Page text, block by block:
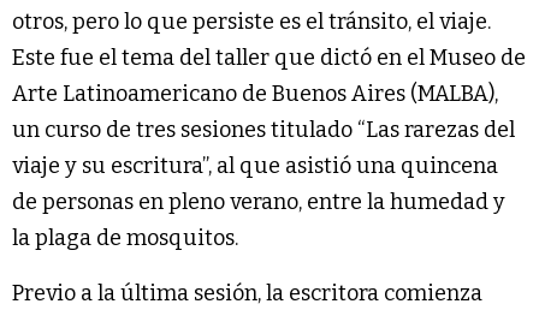
otros, pero lo que persiste es el tránsito, el viaje.
Este fue el tema del taller que dictó en el Museo de
Arte Latinoamericano de Buenos Aires (MALBA),
un curso de tres sesiones titulado “Las rarezas del
viaje y su escritura”, al que asistió una quincena
de personas en pleno verano, entre la humedad y
la plaga de mosquitos.
Previo a la última sesión, la escritora comienza